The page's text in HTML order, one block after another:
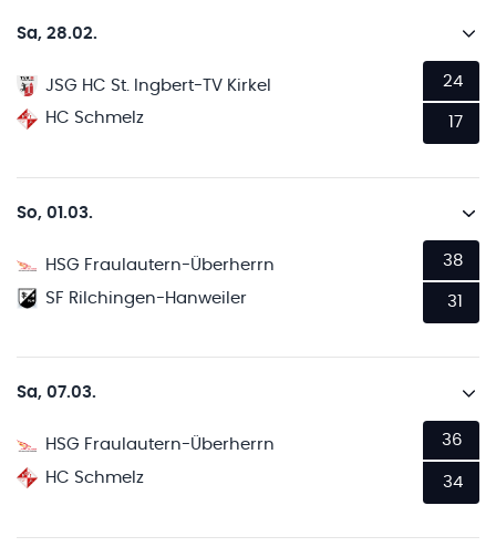
Sa, 28.02.
JSG HC St. Ingbert-TV Kirkel
HC Schmelz
24
17
So, 01.03.
HSG Fraulautern-Überherrn
SF Rilchingen-Hanweiler
38
31
Sa, 07.03.
HSG Fraulautern-Überherrn
HC Schmelz
36
34